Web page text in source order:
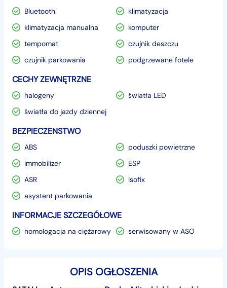
Bluetooth
klimatyzacja
klimatyzacja manualna
komputer
tempomat
czujnik deszczu
czujnik parkowania
podgrzewane fotele
CECHY ZEWNĘTRZNE
halogeny
światła LED
światła do jazdy dziennej
BEZPIECZENSTWO
ABS
poduszki powietrzne
immobilizer
ESP
ASR
Isofix
asystent parkowania
INFORMACJE SZCZEGÓŁOWE
homologacja na ciężarowy serwisowany w ASO
OPIS OGŁOSZENIA